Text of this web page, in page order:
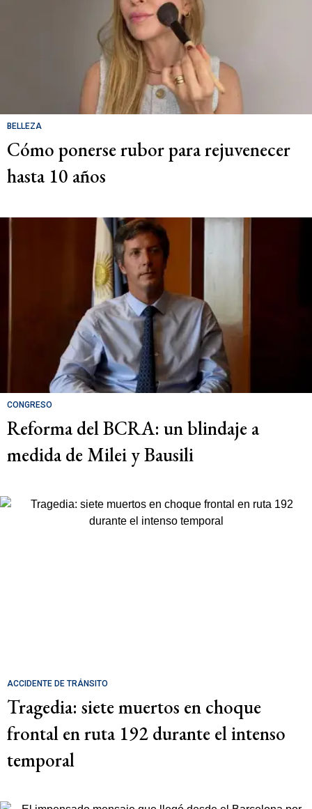
BELLEZA
Cómo ponerse rubor para rejuvenecer
hasta 10 años
CONGRESO
Reforma del BCRA: un blindaje a
medida de Milei y Bausili
ACCIDENTE DE TRÁNSITO
Tragedia: siete muertos en choque
frontal en ruta 192 durante el intenso
temporal